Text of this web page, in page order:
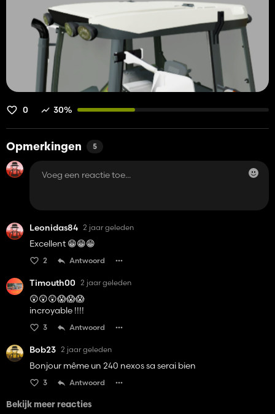
0 30%
Opmerkingen 5
Leonidas84 2 jaar geleden
Excellent 😁😁😁
2 Antwoord
Timouth00 2 jaar geleden
😲😲😲😱😱😱
incroyable !!!!
3 Antwoord
Bob23 2 jaar geleden
Bonjour même un 240 nexos sa serai bien
3 Antwoord
Bekijk meer reacties